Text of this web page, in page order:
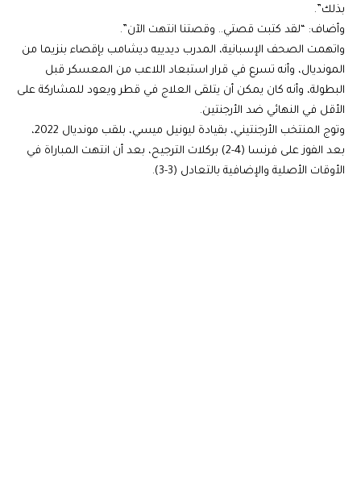
بذلك”.
وأضاف: “لقد كتبت قصتي.. وقصتنا انتهت الآن”.
واتهمت الصحف الإسبانية، المدرب ديدييه ديشامب بإقصاء بنزيما من
المونديال، وأنه تسرع في قرار استبعاد اللاعب من المعسكر قبل
البطولة، وأنه كان يمكن أن يتلقى العلاج في قطر ويعود للمشاركة على
الأقل في النهائي ضد الأرجنتين.
وتوج المنتخب الأرجنتيني، بقيادة ليونيل ميسي، بلقب مونديال 2022،
بعد الفوز على فرنسا (4-2) بركلات الترجيح، بعد أن انتهت المباراة في
الأوقات الأصلية والإضافية بالتعادل (3-3).